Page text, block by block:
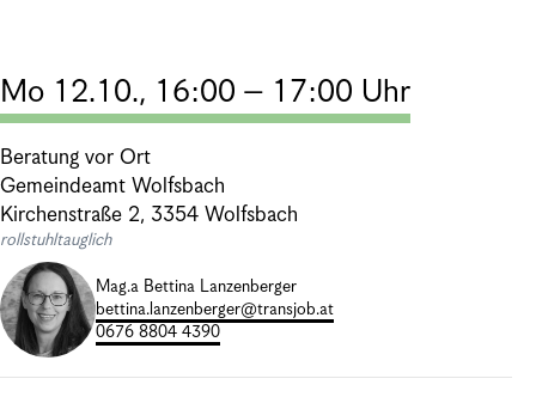
Mo 12.10., 16:00 – 17:00 Uhr
Beratung vor Ort
Gemeindeamt Wolfsbach
Kirchenstraße 2, 3354 Wolfsbach
rollstuhltauglich
Mag.a Bettina Lanzenberger
bettina.lanzenberger@transjob.at
0676 8804 4390